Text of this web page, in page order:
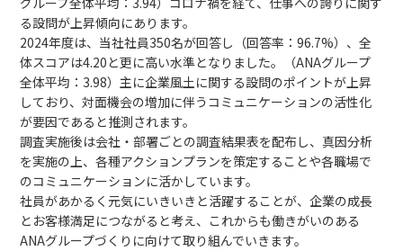
る設問が上昇傾向にあります。
2024年度は、当社社員350名が回答し（回答率：96.7%）、全
体スコアは4.20と更に高い水準となりました。（ANAグループ
全体平均：3.98）主に企業風土に関する設問のポイントが上昇
しており、対面機会の増加に伴うコミュニケーションの活性化
が要因であると推測されます。
調査実施後は会社・部署ごとの調査結果表を配布し、真因分析
を実施の上、各種アクションプランを策定することや各職場で
のコミュニケーションに活かしています。
社員があかるく元気にいきいきと活躍することが、企業の成長
とお客様満足につながると考え、これからも働きがいのある
ANAグループづくりに向けて取り組んでいきます。